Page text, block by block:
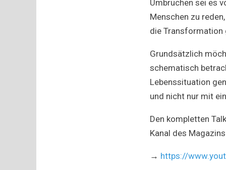
Umbrüchen sei es
Menschen zu
die Transformation
Grundsätzlich
schematisch
Lebenssituation
und nicht nur mit
Den kompletten
Kanal des
→ https://